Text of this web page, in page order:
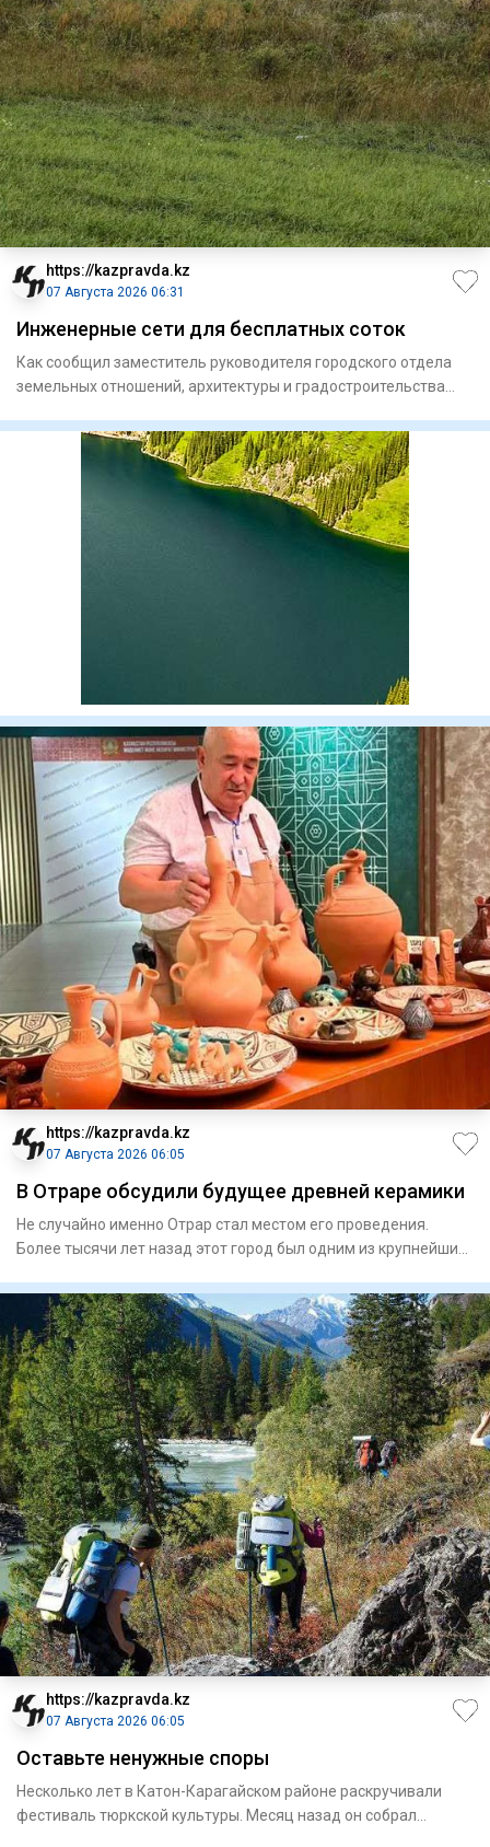
https://kazpravda.kz
07 Августа 2026 06:31
Инженерные сети для бесплатных соток
Как сообщил заместитель руководителя городского отдела
земельных отношений, архитектуры и градостроительства
https://kazpravda.kz
07 Августа 2026 06:05
В Отраре обсудили будущее древней керамики
Не случайно именно Отрар стал местом его проведения.
Более тысячи лет назад этот город был одним из крупнейших
https://kazpravda.kz
07 Августа 2026 06:05
Оставьте ненужные споры
Несколько лет в Катон-Карагайском районе раскручивали
фестиваль тюркской культуры. Месяц назад он собрал